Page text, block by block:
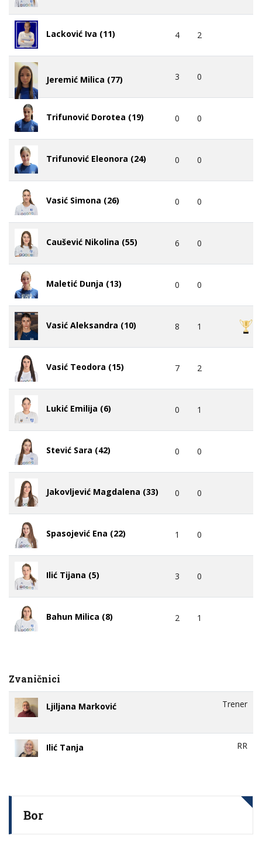
Lacković Iva (11) 4 2
Jeremić Milica (77) 3 0
Trifunović Dorotea (19) 0 0
Trifunović Eleonora (24) 0 0
Vasić Simona (26) 0 0
Caušević Nikolina (55) 6 0
Maletić Dunja (13) 0 0
Vasić Aleksandra (10) 8 1
Vasić Teodora (15) 7 2
Lukić Emilija (6) 0 1
Stević Sara (42) 0 0
Jakovljević Magdalena (33) 0 0
Spasojević Ena (22) 1 0
Ilić Tijana (5) 3 0
Bahun Milica (8) 2 1
Zvaničnici
Ljiljana Marković Trener
Ilić Tanja RR
Bor